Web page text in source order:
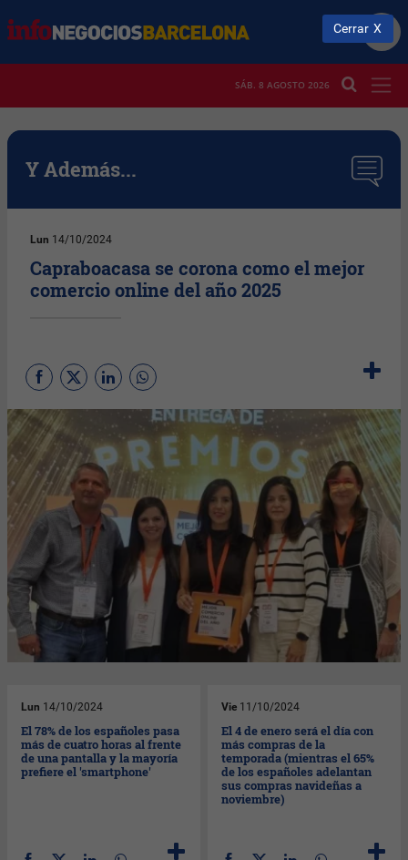
SÁB. 8 AGOSTO 2026
Y Además...
Lun 14/10/2024
Capraboacasa se corona como el mejor
comercio online del año 2025
Lun 14/10/2024
El 78% de los españoles pasa
más de cuatro horas al frente
de una pantalla y la mayoría
prefiere el 'smartphone'
Vie 11/10/2024
El 4 de enero será el día con
más compras de la
temporada (mientras el 65%
de los españoles adelantan
sus compras navideñas a
noviembre)
Cerrar